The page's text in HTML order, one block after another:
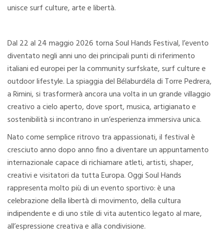
unisce surf culture, arte e libertà.
Dal 22 al 24 maggio 2026 torna Soul Hands Festival, l’evento
diventato negli anni uno dei principali punti di riferimento
italiani ed europei per la community surfskate, surf culture e
outdoor lifestyle. La spiaggia del Bélaburdéla di Torre Pedrera,
a Rimini, si trasformerà ancora una volta in un grande villaggio
creativo a cielo aperto, dove sport, musica, artigianato e
sostenibilità si incontrano in un’esperienza immersiva unica.
Nato come semplice ritrovo tra appassionati, il festival è
cresciuto anno dopo anno fino a diventare un appuntamento
internazionale capace di richiamare atleti, artisti, shaper,
creativi e visitatori da tutta Europa. Oggi Soul Hands
rappresenta molto più di un evento sportivo: è una
celebrazione della libertà di movimento, della cultura
indipendente e di uno stile di vita autentico legato al mare,
all’espressione creativa e alla condivisione.